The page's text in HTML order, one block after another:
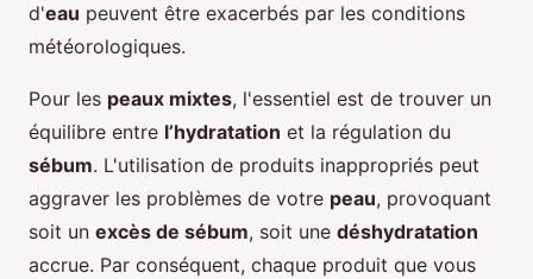
d'eau peuvent être exacerbés par les conditions
météorologiques.
Pour les peaux mixtes, l'essentiel est de trouver un
équilibre entre l’hydratation et la régulation du
sébum. L'utilisation de produits inappropriés peut
aggraver les problèmes de votre peau, provoquant
soit un excès de sébum, soit une déshydratation
accrue. Par conséquent, chaque produit que vous